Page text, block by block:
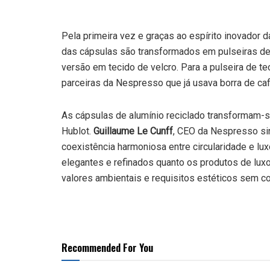
Pela primeira vez e graças ao espírito inovador
das cápsulas são transformados em pulseiras
versão em tecido de velcro. Para a pulseira de
parceiras da Nespresso que já usava borra de
As cápsulas de alumínio reciclado transformam-
Hublot. Guillaume Le Cunff, CEO da Nespresso
coexistência harmoniosa entre circularidade e
elegantes e refinados quanto os produtos de
valores ambientais e requisitos estéticos sem
Recommended For You